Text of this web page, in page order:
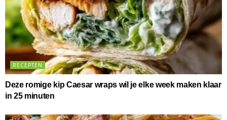
RECEPTEN
Deze romige kip Caesar wraps wil je elke week maken klaar
in 25 minuten